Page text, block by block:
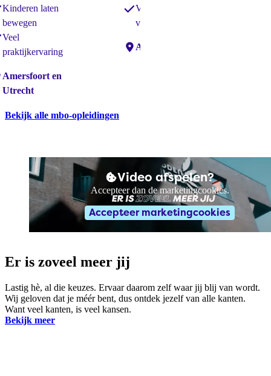
Kinderen laten
bewegen
Veel
praktijkervaring
Amersfoort en
Utrecht
Veel aandacht
voor jou
Locaties:
Amersfoort
Bekijk alle mbo-opleidingen
Er is zoveel meer jij
Lastig hè, al die keuzes. Ervaar daarom zelf waar jij blij van wordt.
Wij geloven dat je méér bent, dus ontdek jezelf van alle kanten.
Want veel kanten, is veel kansen.
Bekijk meer
Video afspelen?
Accepteer dan de marketingcookies.
Accepteer marketingcookies